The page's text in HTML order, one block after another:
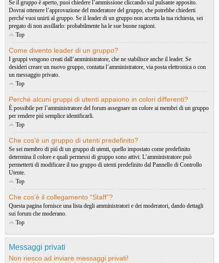
Se il gruppo è aperto, puoi chiedere l’ammissione cliccando sul pulsante apposito.
Dovrai ottenere l’approvazione del moderatore del gruppo, che potrebbe chiederti
perché vuoi unirti al gruppo. Se il leader di un gruppo non accetta la tua richiesta, sei
pregato di non assillarlo: probabilmente ha le sue buone ragioni.
Top
Come divento leader di un gruppo?
I gruppi vengono creati dall’amministratore, che ne stabilisce anche il leader. Se
desideri creare un nuovo gruppo, contatta l’amministratore, via posta elettronica o con
un messaggio privato.
Top
Perché alcuni gruppi di utenti appaiono in colori differenti?
È possibile per l’amministratore del forum assegnare un colore ai membri di un gruppo
per rendere piú semplice identificarli.
Top
Che cos’è un gruppo di utenti predefinito?
Se sei membro di piú di un gruppo di utenti, quello impostato come predefinito
determina il colore e quali permessi di gruppo sono attivi. L’amministratore può
permetterti di modificare il tuo gruppo di utenti predefinito dal Pannello di Controllo
Utente.
Top
Che cos’è il collegamento “Staff”?
Questa pagina fornisce una lista degli amministratori e dei moderatori, dando dettagli
sui forum che moderano.
Top
Messaggi privati
Non riesco ad inviare messaggi privati!